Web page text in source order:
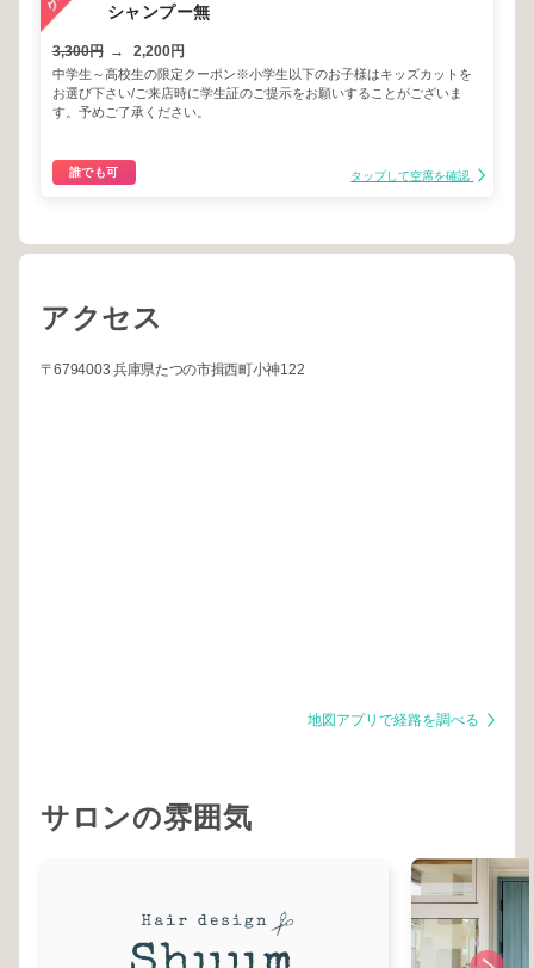
シャンプー無
3,300円 → 2,200円
中学生～高校生の限定クーポン※小学生以下のお子様はキッズカットを
お選び下さい/ご来店時に学生証のご提示をお願いすることがございま
す。予めご了承ください。
誰でも可 タップして空席を確認
アクセス
〒6794003 兵庫県たつの市揖西町小神122
地図アプリで経路を調べる
サロンの雰囲気